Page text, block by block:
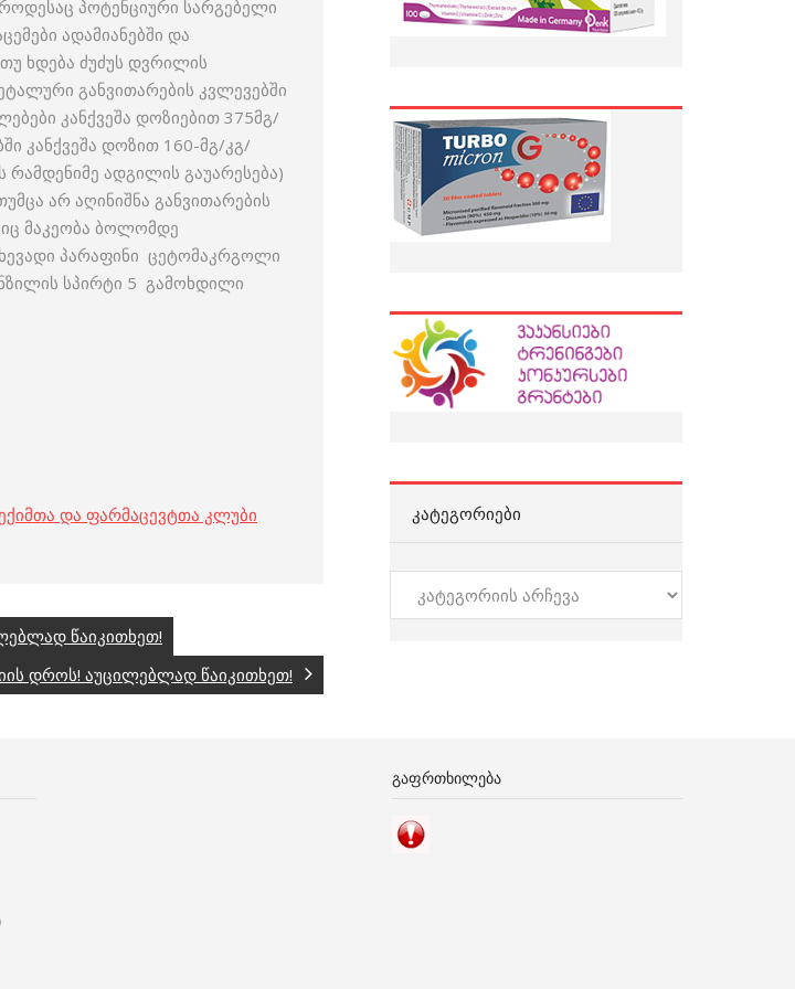
პოტენციური სარგებელი
ადამიანებში და
ხდება ძუძუს დვრილის
განვითარების კვლევებში
კანქვეშა დოზიებით 375მგ/
კანქვეშა დოზით 160-მგ/კგ/
რამდენიმე ადგილის გაუარესება)
არ აღინიშნა განვითარების
მაკეობა ბოლომდე
პარაფინი ცეტომაკრგოლი
სპირტი 5 გამოხდილი
და ფარმაცევტთა კლუბი
წაიკითხეთ!
დროს! აუცილებლად წაიკითხეთ!
ᲙᲐᲢᲔᲒᲝᲠᲘᲔᲑᲘ
კატეგორიები
ᲒᲐᲤᲠᲗᲮᲘᲚᲔᲑᲐ